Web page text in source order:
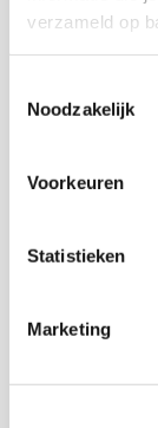
verzameld op
Noodzakelijk
Voorkeuren
Statistieken
Marketing
23
Blogs